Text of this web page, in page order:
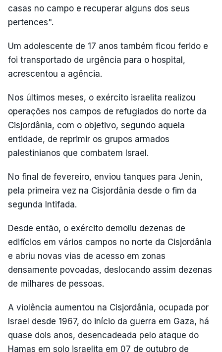
casas no campo e recuperar alguns dos seus
pertences".
Um adolescente de 17 anos também ficou ferido e
foi transportado de urgência para o hospital,
acrescentou a agência.
Nos últimos meses, o exército israelita realizou
operações nos campos de refugiados do norte da
Cisjordânia, com o objetivo, segundo aquela
entidade, de reprimir os grupos armados
palestinianos que combatem Israel.
No final de fevereiro, enviou tanques para Jenin,
pela primeira vez na Cisjordânia desde o fim da
segunda Intifada.
Desde então, o exército demoliu dezenas de
edifícios em vários campos no norte da Cisjordânia
e abriu novas vias de acesso em zonas
densamente povoadas, deslocando assim dezenas
de milhares de pessoas.
A violência aumentou na Cisjordânia, ocupada por
Israel desde 1967, do início da guerra em Gaza, há
quase dois anos, desencadeada pelo ataque do
Hamas em solo israelita em 07 de outubro de